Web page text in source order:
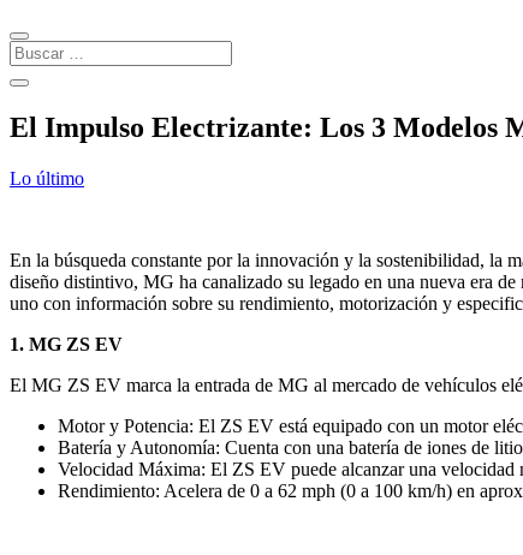
El Impulso Electrizante: Los 3 Modelos
Lo último
En la búsqueda constante por la innovación y la sostenibilidad, la
diseño distintivo, MG ha canalizado su legado en una nueva era
uno con información sobre su rendimiento, motorización y
1. MG ZS EV
El MG ZS EV marca la entrada de MG al mercado de vehículos
Motor y Potencia: El ZS EV está equipado con un motor
Batería y Autonomía: Cuenta con una batería de iones de
Velocidad Máxima: El ZS EV puede alcanzar una velocidad
Rendimiento: Acelera de 0 a 62 mph (0 a 100 km/h) en